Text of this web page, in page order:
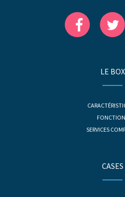
LE BOX
SERVICES
CASES